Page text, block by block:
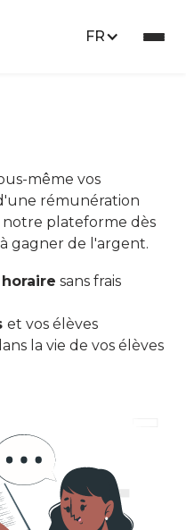
FR
même vos
rémunération
notre plateforme dès
gagner de l'argent.
sans frais
et vos élèves
la vie de vos élèves